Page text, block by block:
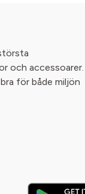
och accessoarer.
för både miljön